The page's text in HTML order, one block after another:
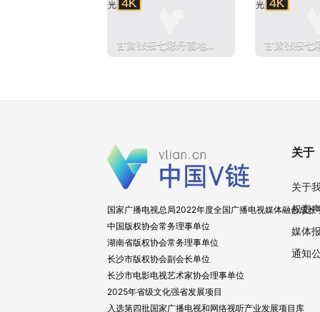
甘肃张掖七彩丹霞地貌
甘肃张掖七
国家广播电视总局2022年度全国广播电视媒体融合成长
中国版权协会常务理事单位
湖南省版权协会常务理事单位
长沙市版权协会副会长单位
长沙市电影电视艺术家协会理事单位
2025年省级文化强省发展项目
入选第四批国家广播电视和网络视听产业发展项目库
关于
关于
权责
媒体
通知